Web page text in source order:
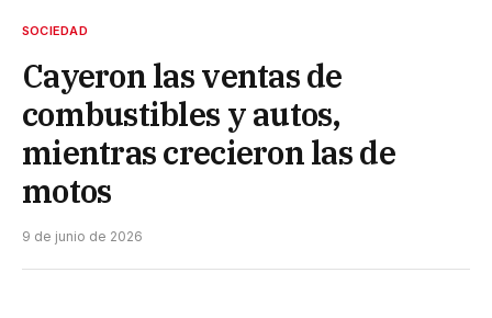
SOCIEDAD
Cayeron las ventas de
combustibles y autos,
mientras crecieron las de
motos
9 de junio de 2026